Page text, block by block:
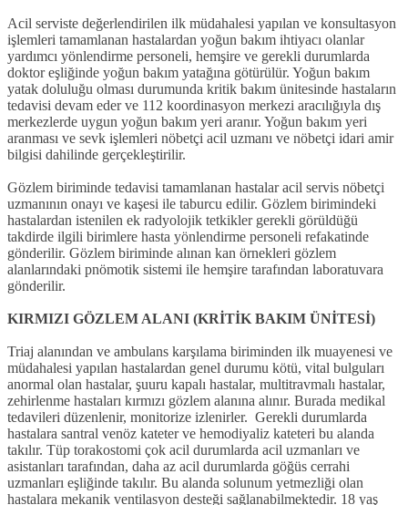
Acil serviste değerlendirilen ilk müdahalesi yapılan ve konsultasyon
işlemleri tamamlanan hastalardan yoğun bakım ihtiyacı olanlar
yardımcı yönlendirme personeli, hemşire ve gerekli durumlarda
doktor eşliğinde yoğun bakım yatağına götürülür. Yoğun bakım
yatak doluluğu olması durumunda kritik bakım ünitesinde hastaların
tedavisi devam eder ve 112 koordinasyon merkezi aracılığıyla dış
merkezlerde uygun yoğun bakım yeri aranır. Yoğun bakım yeri
aranması ve sevk işlemleri nöbetçi acil uzmanı ve nöbetçi idari amir
bilgisi dahilinde gerçekleştirilir.
Gözlem biriminde tedavisi tamamlanan hastalar acil servis nöbetçi
uzmanının onayı ve kaşesi ile taburcu edilir. Gözlem birimindeki
hastalardan istenilen ek radyolojik tetkikler gerekli görüldüğü
takdirde ilgili birimlere hasta yönlendirme personeli refakatinde
gönderilir. Gözlem biriminde alınan kan örnekleri gözlem
alanlarındaki pnömotik sistemi ile hemşire tarafından laboratuvara
gönderilir.
KIRMIZI GÖZLEM ALANI (KRİTİK BAKIM ÜNİTESİ)
Triaj alanından ve ambulans karşılama biriminden ilk muayenesi ve
müdahalesi yapılan hastalardan genel durumu kötü, vital bulguları
anormal olan hastalar, şuuru kapalı hastalar, multitravmalı hastalar,
zehirlenme hastaları kırmızı gözlem alanına alınır. Burada medikal
tedavileri düzenlenir, monitorize izlenirler. Gerekli durumlarda
hastalara santral venöz kateter ve hemodiyaliz kateteri bu alanda
takılır. Tüp torakostomi çok acil durumlarda acil uzmanları ve
asistanları tarafından, daha az acil durumlarda göğüs cerrahi
uzmanları eşliğinde takılır. Bu alanda solunum yetmezliği olan
hastalara mekanik ventilasyon desteği sağlanabilmektedir. 18 yaş